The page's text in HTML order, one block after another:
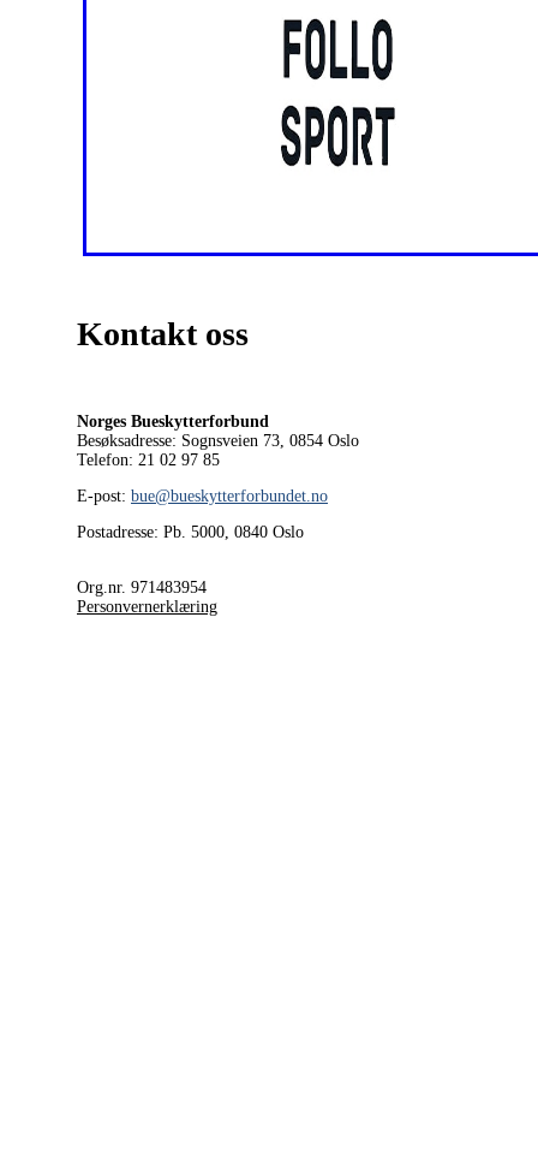
Kontakt oss
Norges Bueskytterforbund
Besøksadresse: Sognsveien 73, 0854 Oslo
Telefon: 21 02 97 85
E-post: bue@bueskytterforbundet.no
Postadresse: Pb. 5000, 0840 Oslo
Org.nr. 971483954
Personvernerklæring